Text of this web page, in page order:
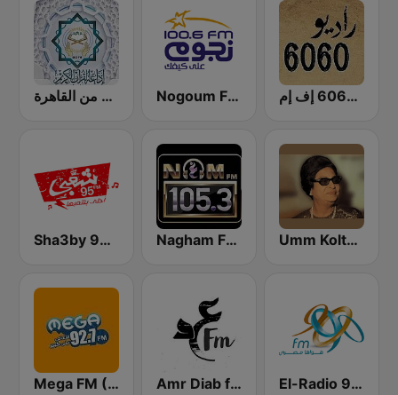
إذاعة القرآن الكريم من القاهرة Nogoum FM 100.6 (نجوم فم) راديو 6060 إف إم
Sha3by 95 FM Nagham FM 105.3 (نغم إف إم) Umm Kolthoum راديو أم كلثوم
Mega FM (ميجا إف إم) Amr Diab fm عمرو دياب El-Radio‎ 9090 (الراديو٩٠٩٠)